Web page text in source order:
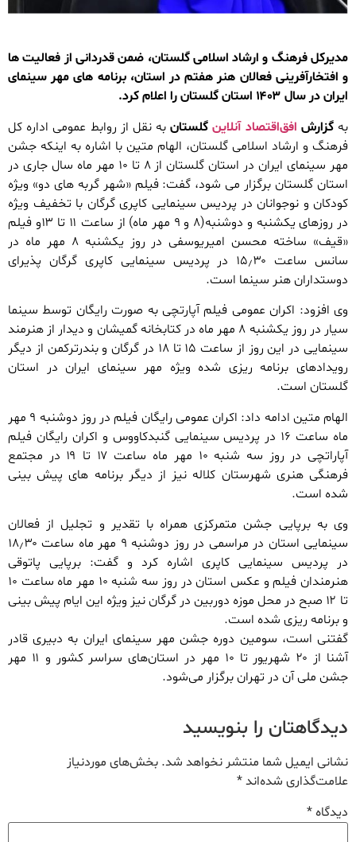
مدیرکل فرهنگ و ارشاد اسلامی گلستان، ضمن قدردانی از فعالیت ها
و افتخارآفرینی فعالان هنر هفتم در استان، برنامه های مهر سینمای
ایران در سال ۱۴۰۳ استان گلستان را اعلام کرد.
به گزارش افق‌اقتصاد آنلاینگلستانبه نقل از روابط عمومی اداره کل
فرهنگ و ارشاد اسلامی گلستان، الهام متین با اشاره به اینکه جشن
مهر سینمای ایران در استان گلستان از ۸ تا ۱۰ مهر ماه سال جاری در
استان گلستان برگزار می شود، گفت: فیلم «شهر گربه های دو» ویژه
کودکان و نوجوانان در پردیس سینمایی کاپری گرگان با تخفیف ویژه
در روزهای یکشنبه و دوشنبه(۸ و ۹ مهر ماه) از ساعت ۱۱ تا ۱۳و فیلم
«قیف» ساخته محسن امیریوسفی در روز یکشنبه ۸ مهر ماه در
سانس ساعت ۱۵٫۳۰ در پردیس سینمایی کاپری گرگان پذیرای
دوستداران هنر سینما است.
وی افزود: اکران عمومی فیلم آپارتچی به صورت رایگان توسط سینما
سیار در روز یکشنبه ۸ مهر ماه در کتابخانه گمیشان و دیدار از هنرمند
سینمایی در این روز از ساعت ۱۵ تا ۱۸ در گرگان و بندرترکمن از دیگر
رویدادهای برنامه ریزی شده ویژه مهر سینمای ایران در استان
گلستان است.
الهام متین ادامه داد: اکران عمومی رایگان فیلم در روز دوشنبه ۹ مهر
ماه ساعت ۱۶ در پردیس سینمایی گنبدکاووس و اکران رایگان فیلم
آپاراتچی در روز سه شنبه ۱۰ مهر ماه ساعت ۱۷ تا ۱۹ در مجتمع
فرهنگی هنری شهرستان کلاله نیز از دیگر برنامه های پیش بینی
شده است.
وی به برپایی جشن متمرکزی همراه با تقدیر و تجلیل از فعالان
سینمایی استان در مراسمی در روز دوشنبه ۹ مهر ماه ساعت ۱۸٫۳۰
در پردیس سینمایی کاپری اشاره کرد و گفت: برپایی پاتوقی
هنرمندان فیلم و عکس استان در روز سه شنبه ۱۰ مهر ماه ساعت ۱۰
تا ۱۲ صبح در محل موزه دوربین در گرگان نیز ویژه این ایام پیش بینی
و برنامه ریزی شده است.
گفتنی است، سومین دوره جشن مهر سینمای ایران به دبیری قادر
آشنا از ۲۰ شهریور تا ۱۰ مهر در استان‌های سراسر کشور و ۱۱ مهر
جشن ملی آن در تهران برگزار می‌شود.
دیدگاهتان را بنویسید
نشانی ایمیل شما منتشر نخواهد شد. بخش‌های موردنیاز
علامت‌گذاری شده‌اند*
دیدگاه*